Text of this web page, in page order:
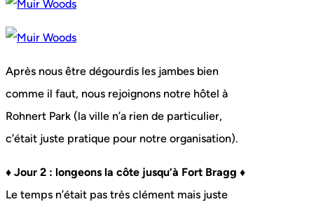
Après nous être dégourdis les jambes bien
comme il faut, nous rejoignons notre hôtel à
Rohnert Park (la ville n’a rien de particulier,
c’était juste pratique pour notre organisation).
♦ Jour 2 : longeons la côte jusqu’à Fort Bragg ♦
Le temps n’était pas très clément mais juste